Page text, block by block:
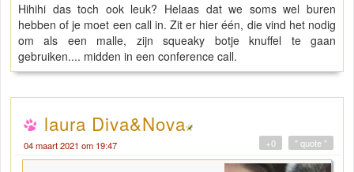
Hihihi das toch ook leuk? Helaas dat we soms wel buren
hebben of je moet een call in. Zit er hier één, die vind het nodig
om als een malle, zijn squeaky botje knuffel te gaan
gebruiken.... midden in een conference call.
laura Diva&Nova
04 maart 2021 om 19:47 " quote "
+0